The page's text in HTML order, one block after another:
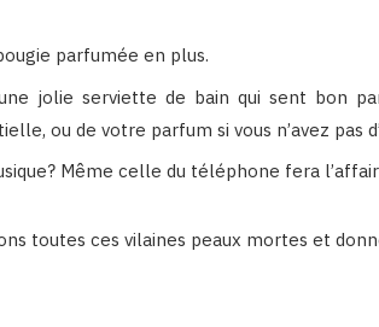
parfumée en plus.
jolie serviette de bain qui sent bon
ou de votre parfum si vous n’avez pas
Même celle du téléphone fera
toutes ces vilaines peaux mortes et